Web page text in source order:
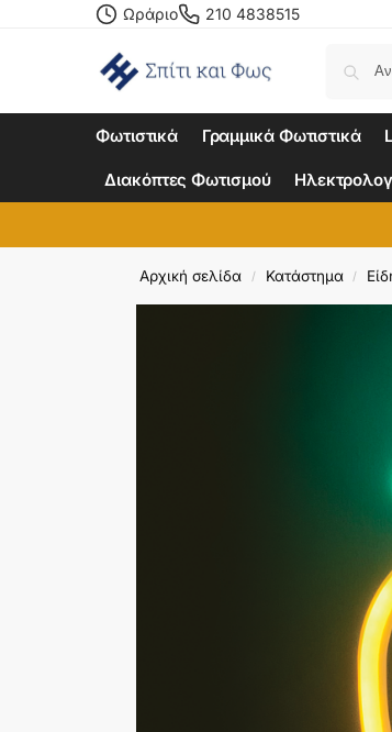
Ωράριο 210 4838515
Φωτιστικά Γραμμικά Φωτιστικά
Διακόπτες Φωτισμού
Αρχική σελίδα / Κατάστημα /